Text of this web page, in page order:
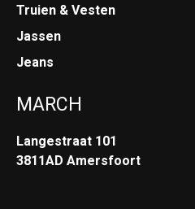
Truien & Vesten
Jassen
Jeans
MARCH
Langestraat 101
3811AD Amersfoort